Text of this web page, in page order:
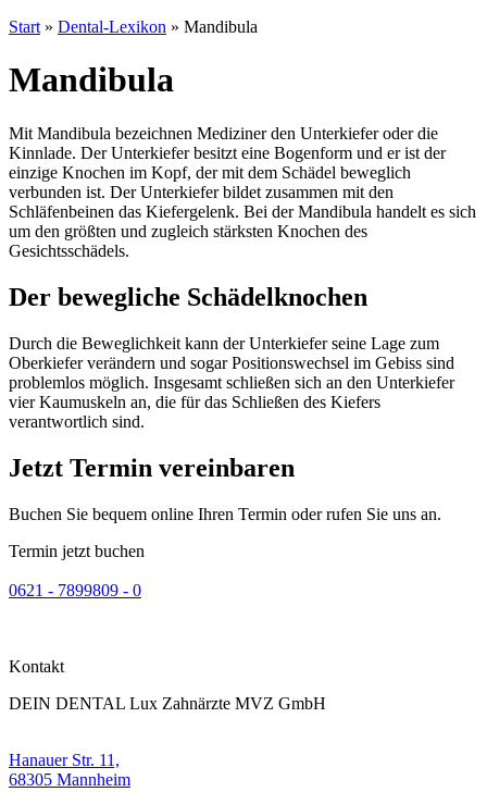
Start » Dental-Lexikon » Mandibula
Mandibula
Mit Mandibula bezeichnen Mediziner den Unterkiefer oder die
Kinnlade. Der Unterkiefer besitzt eine Bogenform und er ist der
einzige Knochen im Kopf, der mit dem Schädel beweglich
verbunden ist. Der Unterkiefer bildet zusammen mit den
Schläfenbeinen das Kiefergelenk. Bei der Mandibula handelt es sich
um den größten und zugleich stärksten Knochen des
Gesichtsschädels.
Der bewegliche Schädelknochen
Durch die Beweglichkeit kann der Unterkiefer seine Lage zum
Oberkiefer verändern und sogar Positionswechsel im Gebiss sind
problemlos möglich. Insgesamt schließen sich an den Unterkiefer
vier Kaumuskeln an, die für das Schließen des Kiefers
verantwortlich sind.
Jetzt Termin vereinbaren
Buchen Sie bequem online Ihren Termin oder rufen Sie uns an.
Termin jetzt buchen
0621 - 7899809 - 0
Kontakt
DEIN DENTAL Lux Zahnärzte MVZ GmbH
Hanauer Str. 11,
68305 Mannheim